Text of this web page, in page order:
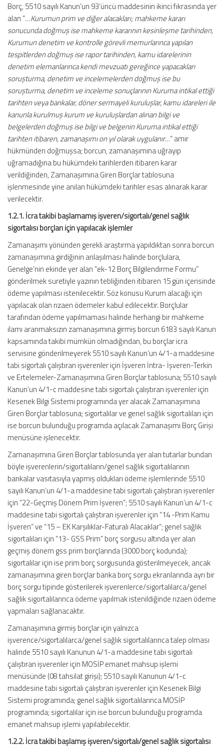
Borç, 5510 sayılı Kanun’un 93’üncü maddesinin ikinci fıkrasında yer
alan “…Kurumun prim ve diğer alacakları; mahkeme kararı
sonucunda doğmuş ise mahkeme kararının kesinleşme tarihinden,
Kurumun denetim ve kontrolle görevli memurlarınca yapılan
tespitlerden doğmuş ise rapor tarihinden, kamu idarelerinin
denetim elemanlarınca kendi mevzuatı gereğince yapacakları
soruşturma, denetim ve incelemelerden doğmuş ise bu
soruşturma, denetim ve inceleme sonuçlarının Kuruma intikal ettiği
tarihten veya bankalar, döner sermayeli kuruluşlar, kamu idareleri ile
kanunla kurulmuş kurum ve kuruluşlardan alınan bilgi ve
belgelerden doğmuş ise bilgi ve belgenin Kuruma intikal ettiği
tarihten itibaren, zamanaşımı on yıl olarak uygulanır…” amir
hükmünden doğmuşsa; borcun, zamanaşımına uğrayıp
uğramadığına bu hükümdeki tarihlerden itibaren karar
verildiğinden, Zamanaşımına Giren Borçlar tablosuna
işlenmesinde yine anılan hükümdeki tarihler esas alınarak karar
verilecektir.
1.2.1. İcra takibi başlamamış işveren/sigortalı/genel sağlık
sigortalısı borçları için yapılacak işlemler
Zamanaşımı yönünden gerekli araştırma yapıldıktan sonra borcun
zamanaşımına girdiğinin anlaşılması halinde borçlulara,
Genelge’nin ekinde yer alan “ek-12 Borç Bilgilendirme Formu”
gönderilmek suretiyle yazının tebliğinden itibaren 15 gün içerisinde
ödeme yapılması istenilecektir. Söz konusu Kurum alacağı için
yapılacak olan rızaen ödemeler kabul edilecektir. Borçlular
tarafından ödeme yapılmaması halinde herhangi bir mahkeme
ilamı aranmaksızın zamanaşımına girmiş borcun 6183 sayılı Kanun
kapsamında takibi mümkün olmadığından, bu borçlar icra
servisine gönderilmeyerek 5510 sayılı Kanun’un 4/1-a maddesine
tabi sigortalı çalıştıran işverenler için İşveren İntra- İşveren-Terkin
ve Ertelemeler-Zamanaşımına Giren Borçlar tablosuna; 5510 sayılı
Kanun’un 4/1-c maddesine tabi sigortalı çalıştıran işverenler için
Kesenek Bilgi Sistemi programında yer alacak Zamanaşımına
Giren Borçlar tablosuna; sigortalılar ve genel sağlık sigortalıları için
ise borcun bulunduğu programda açılacak Zamanaşımı Borç Girişi
menüsüne işlenecektir.
Zamanaşımına Giren Borçlar tablosunda yer alan tutarlar bundan
böyle işverenlerin/sigortalıların/genel sağlık sigortalılarının
bankalar vasıtasıyla yapmış oldukları ödeme işlemlerinde 5510
sayılı Kanun’un 4/1-a maddesine tabi sigortalı çalıştıran işverenler
için “22-Geçmiş Dönem Prim İşveren”; 5510 sayılı Kanun’un 4/1-c
maddesine tabi sigortalı çalıştıran işverenler için “14 -Prim Kamu
İşveren” ve “15 – EK Karşılıklar-Faturalı Alacaklar”; genel sağlık
sigortalıları için “13- GSS Prim” borç sorgusu altında yer alan
geçmiş dönem gss prim borçlarında (3000 borç kodunda);
sigortalılar için ise prim borç sorgusunda gösterilmeyecek, ancak
zamanaşımına giren borçlar banka borç sorgu ekranlarında ayrı bir
borç sorgu tipinde gösterilerek işverenlerce/sigortalılarca/genel
sağlık sigortalılarınca ödeme yapılmak istenildiğinde rızaen ödeme
yapmaları sağlanacaktır.
Zamanaşımına girmiş borçlar için yalnızca
işverence/sigortalılarca/genel sağlık sigortalılarınca talep olması
halinde 5510 sayılı Kanunun 4/1-a maddesine tabi sigortalı
çalıştıran işverenler için MOSİP emanet mahsup işlemi
menüsünde (08 tahsilat girişi); 5510 sayılı Kanunun 4/1-c
maddesine tabi sigortalı çalıştıran işverenler için Kesenek Bilgi
Sistemi programında; genel sağlık sigortalılarınca MOSİP
programında; sigortalılar için ise borcun bulunduğu programda
emanet mahsup işlemi yapılabilecektir.
1.2.2. İcra takibi başlamış işveren/sigortalı/genel sağlık sigortalısı